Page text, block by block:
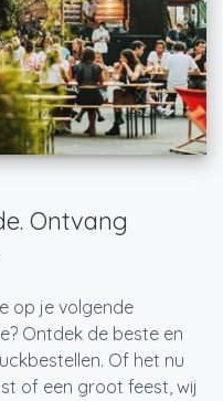
Ontvang
op je volgende
Ontdek de beste en
Of het nu
of een groot feest, wij